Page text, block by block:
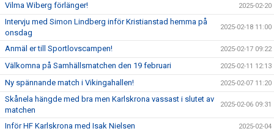
Vilma Wiberg förlänger! 2025-02-20
Intervju med Simon Lindberg inför Kristianstad hemma på
onsdag
2025-02-18 11:00
Anmäl er till Sportlovscampen! 2025-02-17 09:22
Välkomna på Samhällsmatchen den 19 februari 2025-02-11 12:13
Ny spännande match i Vikingahallen! 2025-02-07 11:20
Skånela hängde med bra men Karlskrona vassast i slutet av
matchen
2025-02-06 09:31
Inför HF Karlskrona med Isak Nielsen 2025-02-04